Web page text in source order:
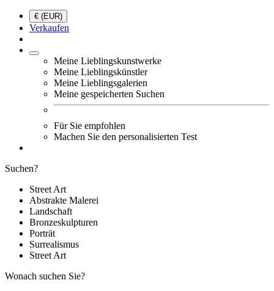
€ (EUR)
Verkaufen
Meine Lieblingskunstwerke
Meine Lieblingskünstler
Meine Lieblingsgalerien
Meine gespeicherten Suchen
Für Sie empfohlen
Machen Sie den personalisierten Test
Suchen?
Street Art
Abstrakte Malerei
Landschaft
Bronzeskulpturen
Porträt
Surrealismus
Street Art
Wonach suchen Sie?